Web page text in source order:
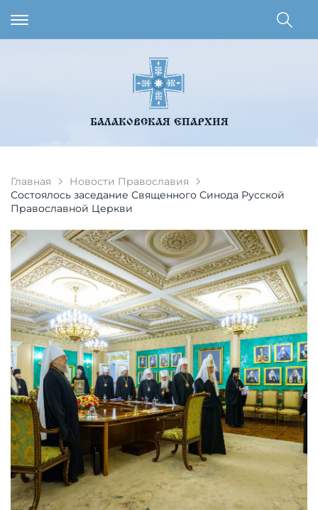
БАЛАКОВСКАЯ ЕПАРХИЯ
Главная
Новости Православия
Состоялось заседание Священного Синода Русской
Православной Церкви